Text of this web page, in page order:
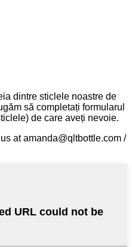
dintre sticlele noastre de
să completați formularul
de care aveți nevoie.
at amanda@qltbottle.com /